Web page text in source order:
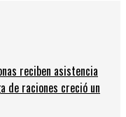
reciben asistencia
de raciones creció un